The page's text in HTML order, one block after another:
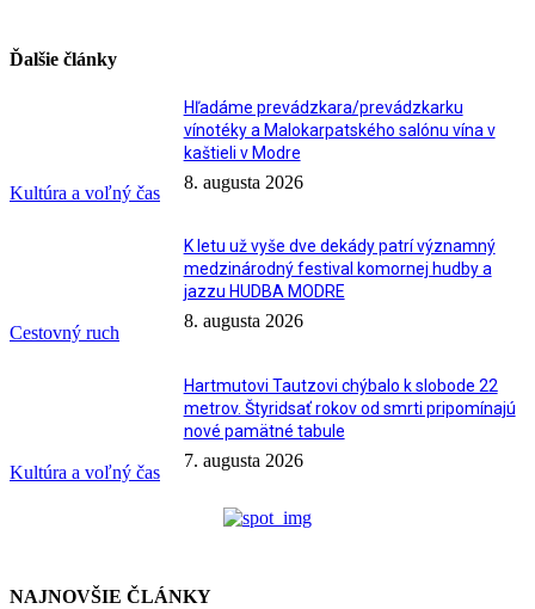
Ďalšie články
Kultúra a voľný čas
Hľadáme prevádzkara/prevádzkarku
vínotéky a Malokarpatského salónu vína v
kaštieli v Modre
8. augusta 2026
Cestovný ruch
K letu už vyše dve dekády patrí významný
medzinárodný festival komornej hudby a
jazzu HUDBA MODRE
8. augusta 2026
Kultúra a voľný čas
Hartmutovi Tautzovi chýbalo k slobode 22
metrov. Štyridsať rokov od smrti pripomínajú
nové pamätné tabule
7. augusta 2026
NAJNOVŠIE ČLÁNKY